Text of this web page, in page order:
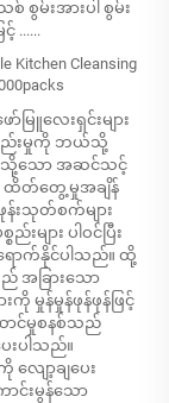
စွမ်းအားပါ စွမ်း
......
ြူလေးရှင်းများ
စည်းမှုကို ဘယ်သို့
ထိုသို့သော အဆင်သင့်
ကို ထိတ်တွေ့မှုအချိန်
းသုတ်စက်များ
းများ ပါဝင်ပြီး
ာက်နိုင်ပါသည်။ ထို့
ည် အခြားသော
မှုန်မှုန်ဖုန်ဖုန်ဖြင့်
ောင်မှုစနစ်သည်
းပါသည်။
လျော့ချပေး
ာင်းမွန်သော